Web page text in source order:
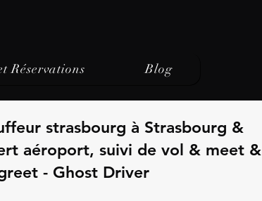
Réservations Blog
strasbourg à Strasbourg &
aéroport, suivi de vol & meet &
- Ghost Driver